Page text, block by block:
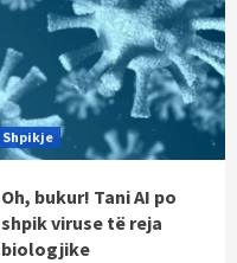
Shpikje
Oh, bukur! Tani AI po
shpik viruse të reja
biologjike